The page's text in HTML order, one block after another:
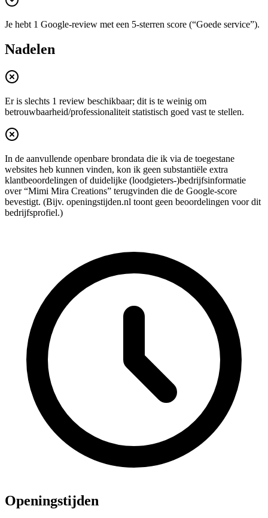
Je hebt 1 Google-review met een 5-sterren score (“Goede service”).
Nadelen
Er is slechts 1 review beschikbaar; dit is te weinig om
betrouwbaarheid/professionaliteit statistisch goed vast te stellen.
In de aanvullende openbare brondata die ik via de toegestane
websites heb kunnen vinden, kon ik geen substantiële extra
klantbeoordelingen of duidelijke (loodgieters-)bedrijfsinformatie
over “Mimi Mira Creations” terugvinden die de Google-score
bevestigt. (Bijv. openingstijden.nl toont geen beoordelingen voor dit
bedrijfsprofiel.)
Openingstijden